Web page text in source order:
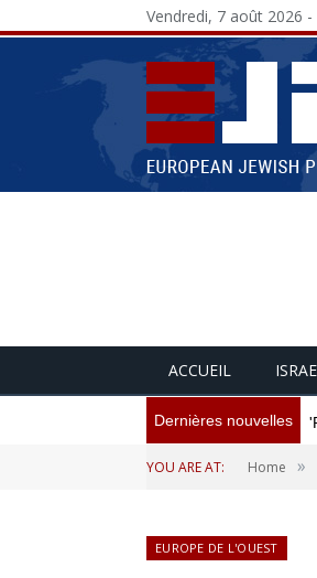
Vendredi, 7 août 2026
ACCUEIL
Dernières nouvelles
YOU ARE AT: Home »
EUROPE DE L'OUEST